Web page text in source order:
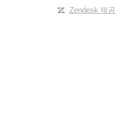
Zendesk 제공